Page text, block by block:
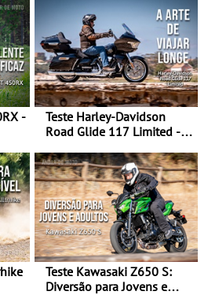
-
Teste Harley-Davidson
Road Glide 117 Limited - A
Teste Kawasaki Z650 S:
Diversão para Jovens e